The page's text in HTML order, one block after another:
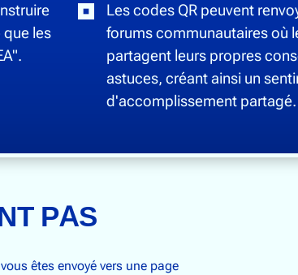
les
Les codes QR peuvent
forums communautaires où
partagent leurs propres
astuces, créant ainsi un
d'accomplissement partagé.
PAS
êtes envoyé vers une page